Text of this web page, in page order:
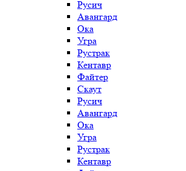
Русич
Авангард
Ока
Угра
Рустрак
Кентавр
Файтер
Скаут
Русич
Авангард
Ока
Угра
Рустрак
Кентавр